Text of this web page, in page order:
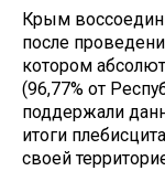
Крым
после
котором
(96,77% от
поддержали
итоги
своей